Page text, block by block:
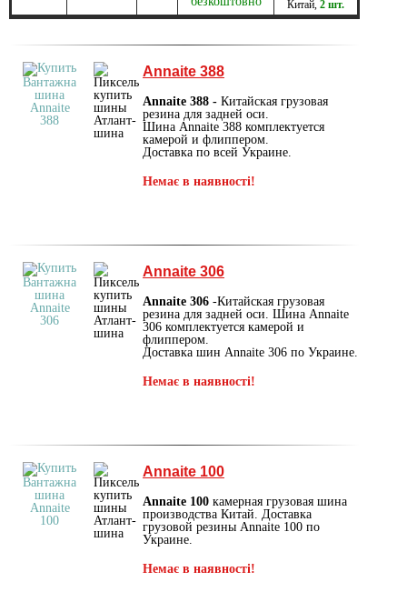
Китай 2 шт.
Annaite 388
Annaite 388 - Китайская грузовая
резина для задней оси.
Шина Annaite 388 комплектуется
камерой и флиппером.
Доставка по всей Украине.
Немає в наявності!
Annaite 306
Annaite 306 -Китайская грузовая
резина для задней оси. Шина Annaite
306 комплектуется камерой и
флиппером.
Доставка шин Annaite 306 по Украине.
Немає в наявності!
Annaite 100
Annaite 100 камерная грузовая шина
производства Китай. Доставка
грузовой резины Annaite 100 по
Украине.
Немає в наявності!